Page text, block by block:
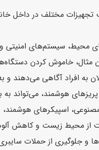
مختلف در داخل
محیط، سیستم‌های امنیتی
مثال، خاموش کردن
افراد آگاهی می‌دهند و
هوشمند، می‌تواند به
اسپیکرهای
از محیط زیست و کاهش
و جلوگیری از حملات